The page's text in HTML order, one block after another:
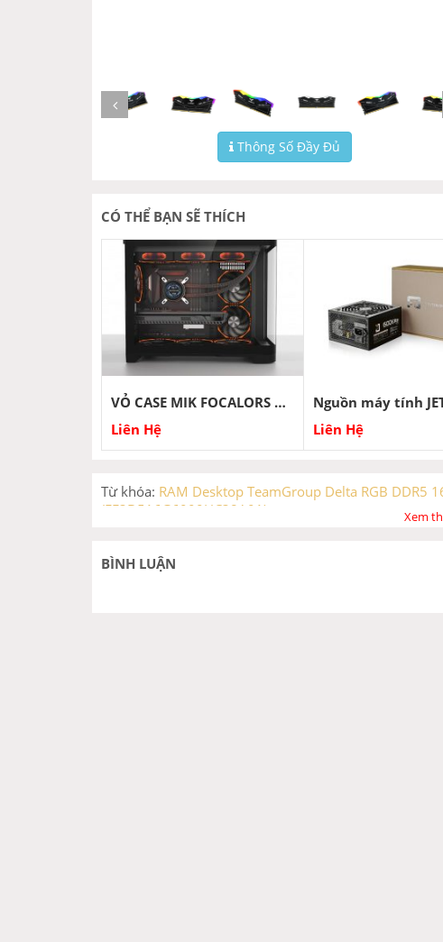
Thông Số Đầy Đủ
CÓ THỂ BẠN SẼ THÍCH
VỎ CASE MIK FOCALORS M BLACK
Liên Hệ
Liên Hệ
Từ khóa: RAM Desktop TeamGroup Delta RGB DDR5
(FF3D516G6000HC38A01)
Xem
BÌNH LUẬN